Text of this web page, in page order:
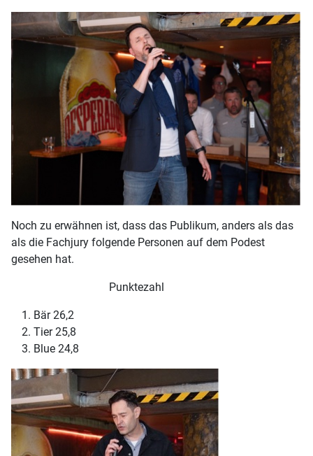
Noch zu erwähnen ist, dass das Publikum, anders als das
als die Fachjury folgende Personen auf dem Podest
gesehen hat.
Punktezahl
Bär 26,2
Tier 25,8
Blue 24,8